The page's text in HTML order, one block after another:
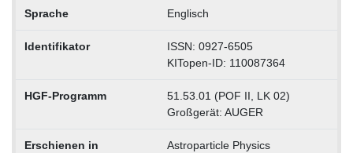
Sprache Englisch
Identifikator
ISSN: 0927-6505
KITopen-ID: 110087364
HGF-Programm
51.53.01 (POF II, LK 02)
Großgerät: AUGER
Erschienen in Astroparticle Physics